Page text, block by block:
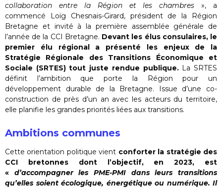
collaboration entre la Région et les chambres», a
commencé Loïg Chesnais-Girard, président de la Région
Bretagne et invité à la première assemblée générale de
l’année de la CCI Bretagne. Devant les élus consulaires, le
premier élu régional a présenté les enjeux de la
Stratégie Régionale des Transitions Économique et
Sociale (SRTES) tout juste rendue publique.La SRTES
définit l’ambition que porte la Région pour un
développement durable de la Bretagne. Issue d’une co-
construction de près d’un an avec les acteurs du territoire,
elle planifie les grandes priorités liées aux transitions.
Ambitions communes
Cette orientation politique vient conforter la stratégie des
CCI bretonnes dont l’objectif, en 2023, est
« d’accompagner les PME-PMI dans leurs transitions
qu’elles soient écologique, énergétique ou numérique. Il